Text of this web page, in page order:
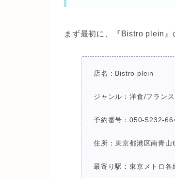
まず最初に、『Bistro plein』
店名：Bistro plein
ジャンル：洋食/フラン
予約番号：050-5232-
住所：東京都港区南青
最寄り駅：東京メトロ